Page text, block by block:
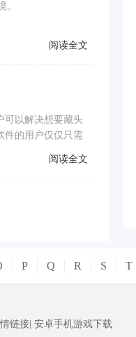
。
阅读全文
可以解决想要藏头
件的用户仅仅只需
阅读全文
P Q R S T
链接 安卓手机游戏下载